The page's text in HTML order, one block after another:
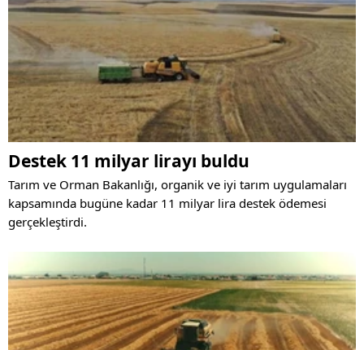
Destek 11 milyar lirayı buldu
Tarım ve Orman Bakanlığı, organik ve iyi tarım uygulamaları
kapsamında bugüne kadar 11 milyar lira destek ödemesi
gerçekleştirdi.